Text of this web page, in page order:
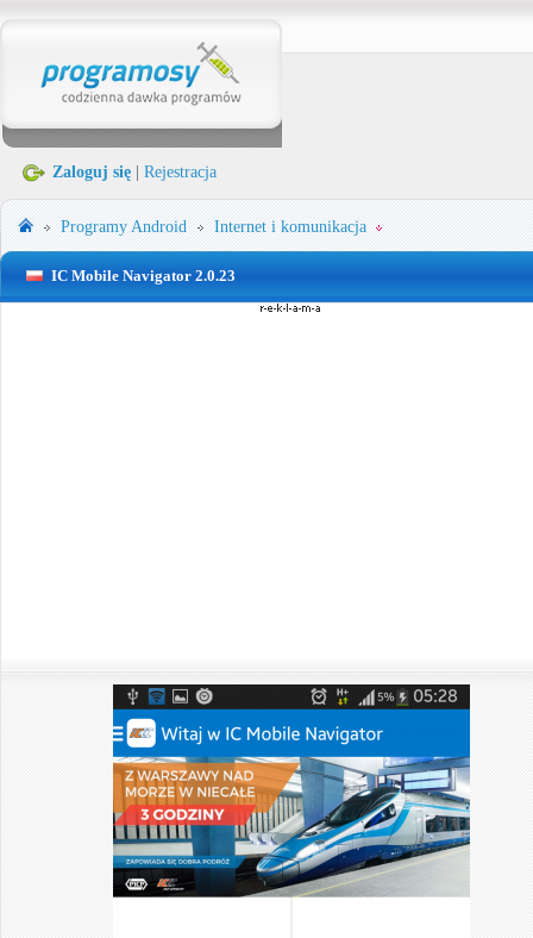
Zaloguj się Rejestracja
ProgramyAndroid Internet i komunikacja
IC Mobile Navigator 2.0.23